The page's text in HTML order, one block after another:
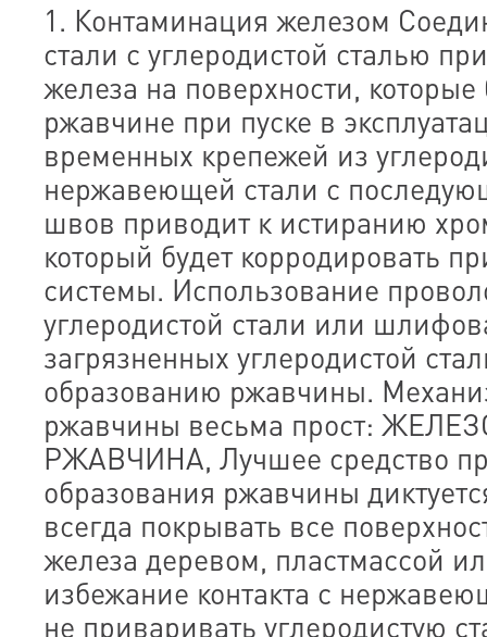
1. Контаминация железом
стали с углеродистой сталью
железа на поверхности,
ржавчине при пуске в
временных крепежей из
нержавеющей стали с
швов приводит к истиранию
который будет корродировать
системы. Использование
углеродистой стали или
загрязненных углеродистой
образованию ржавчины.
ржавчины весьма прост:
РЖАВЧИНА, Лучшее средство
образования ржавчины
всегда покрывать все
железа деревом, пластмассой
избежание контакта с
не приваривать углеродистую